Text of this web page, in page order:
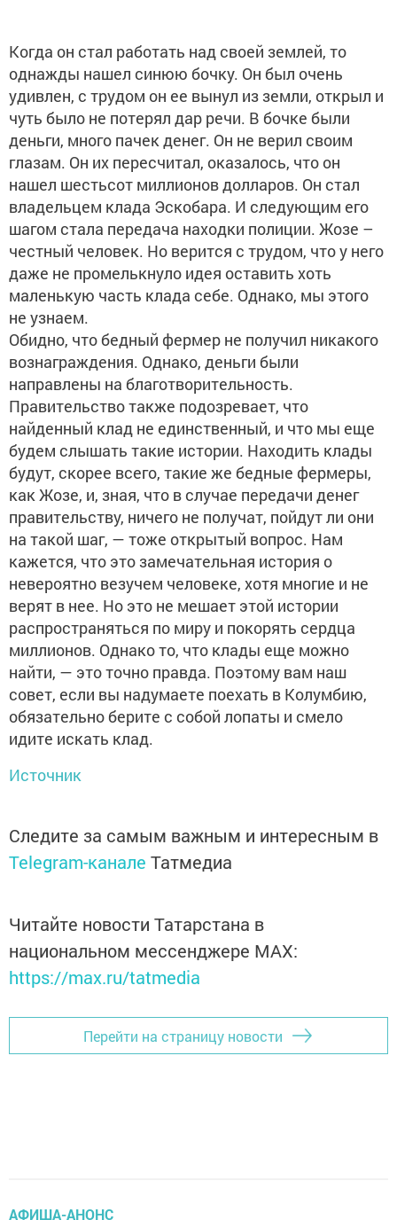
Когда он стал работать над своей землей, то
однажды нашел синюю бочку. Он был очень
удивлен, с трудом он ее вынул из земли, открыл и
чуть было не потерял дар речи. В бочке были
деньги, много пачек денег. Он не верил своим
глазам. Он их пересчитал, оказалось, что он
нашел шестьсот миллионов долларов. Он стал
владельцем клада Эскобара. И следующим его
шагом стала передача находки полиции. Жозе –
честный человек. Но верится с трудом, что у него
даже не промелькнуло идея оставить хоть
маленькую часть клада себе. Однако, мы этого
не узнаем.
Обидно, что бедный фермер не получил никакого
вознаграждения. Однако, деньги были
направлены на благотворительность.
Правительство также подозревает, что
найденный клад не единственный, и что мы еще
будем слышать такие истории. Находить клады
будут, скорее всего, такие же бедные фермеры,
как Жозе, и, зная, что в случае передачи денег
правительству, ничего не получат, пойдут ли они
на такой шаг, — тоже открытый вопрос. Нам
кажется, что это замечательная история о
невероятно везучем человеке, хотя многие и не
верят в нее. Но это не мешает этой истории
распространяться по миру и покорять сердца
миллионов. Однако то, что клады еще можно
найти, — это точно правда. Поэтому вам наш
совет, если вы надумаете поехать в Колумбию,
обязательно берите с собой лопаты и смело
идите искать клад.
Источник
Следите за самым важным и интересным в
Telegram-канале Татмедиа
Читайте новости Татарстана в
национальном мессенджере MАХ:
https://max.ru/tatmedia
Перейти на страницу новости
АФИША-АНОНС